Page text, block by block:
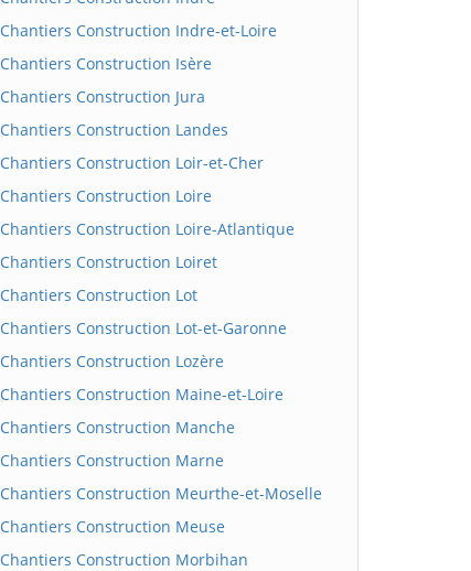
Chantiers Construction Indre-et-Loire
Chantiers Construction Isère
Chantiers Construction Jura
Chantiers Construction Landes
Chantiers Construction Loir-et-Cher
Chantiers Construction Loire
Chantiers Construction Loire-Atlantique
Chantiers Construction Loiret
Chantiers Construction Lot
Chantiers Construction Lot-et-Garonne
Chantiers Construction Lozère
Chantiers Construction Maine-et-Loire
Chantiers Construction Manche
Chantiers Construction Marne
Chantiers Construction Meurthe-et-Moselle
Chantiers Construction Meuse
Chantiers Construction Morbihan